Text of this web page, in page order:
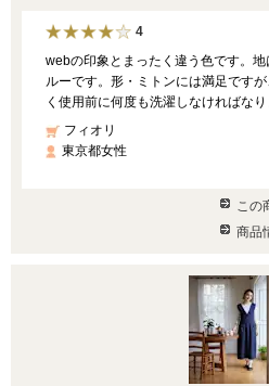
4
webの印象とまったく違う色です。
ルーです。形・ミトンには満足です
く使用前に何度も洗濯しなければなり
フィオリ
東京都女性
この
商品